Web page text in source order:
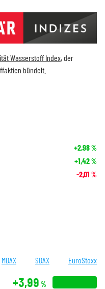
Wasserstoff Index, der
bündelt.
+2,98%
+1,42%
-2,01 %
MDAX SDAX EuroStoxx
+3,99 %